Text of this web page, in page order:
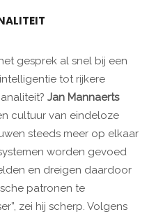
gesprek al snel bij een
tot rijkere
Jan Mannaerts
cultuur van eindeloze
steeds meer op elkaar
worden gevoed
en dreigen daardoor
patronen te
zei hij scherp. Volgens